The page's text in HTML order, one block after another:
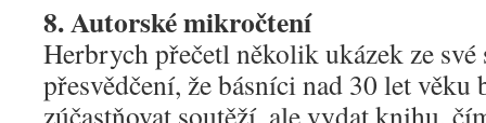
8. Autorské mikročtení
Herbrych přečetl několik ukázek ze
přesvědčení, že básníci nad 30 let věku
zúčastňovat soutěží, ale vydat knihu,